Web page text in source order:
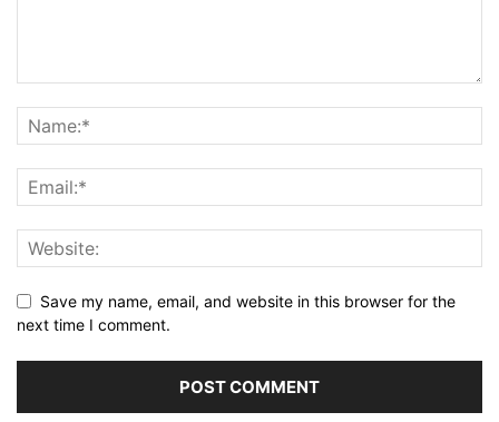
Save my name, email, and website in this browser for the
next time I comment.